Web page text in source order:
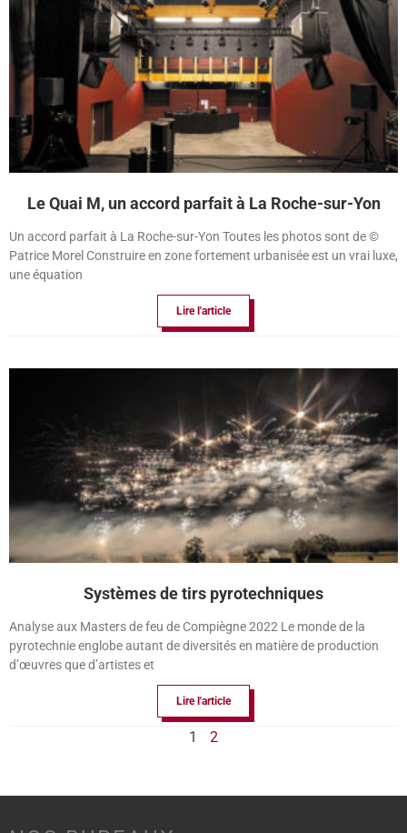
Le Quai M, un accord parfait à La Roche-sur-Yon
Un accord parfait à La Roche-sur-Yon Toutes les photos sont de ©
Patrice Morel Construire en zone fortement urbanisée est un vrai luxe,
une équation
Lire l'article
Systèmes de tirs pyrotechniques
Analyse aux Masters de feu de Compiègne 2022 Le monde de la
pyrotechnie englobe autant de diversités en matière de production
d’œuvres que d’artistes et
Lire l'article
1 2